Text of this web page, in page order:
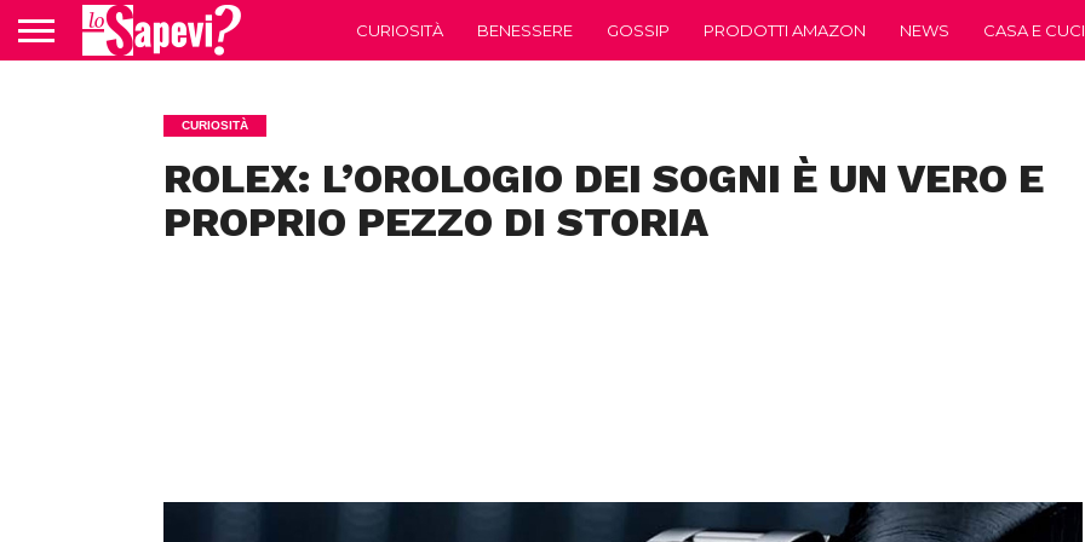
CURIOSITÀ BENESSERE GOSSIP PRODOTTI AMAZON NEWS CASA E
CURIOSITÀ
ROLEX: L’OROLOGIO DEI SOGNI È UN VERO E
PROPRIO PEZZO DI STORIA